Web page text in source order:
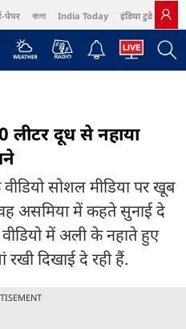
पेपर বাংলা India Today इंडिया टुडे हिंदी
Harper's Bazaar Northeast
लीटर दूध से नहाया
सोशल मीडिया पर खूब
वह असमिया में कहते सुनाई दे
में अली के नहाते हुए
रखी दिखाई दे रही हैं.